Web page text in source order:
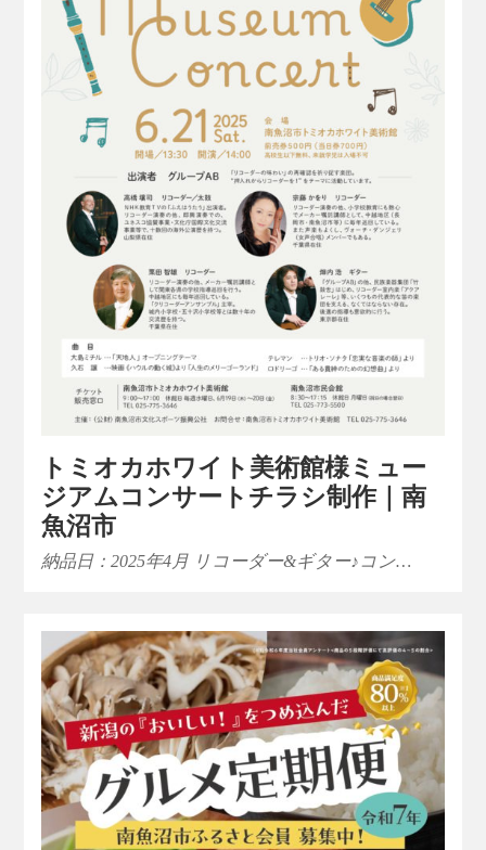
トミオカホワイト美術館様ミュー
ジアムコンサートチラシ制作｜南
魚沼市
納品日：2025年4月 リコーダー&ギター♪コン…